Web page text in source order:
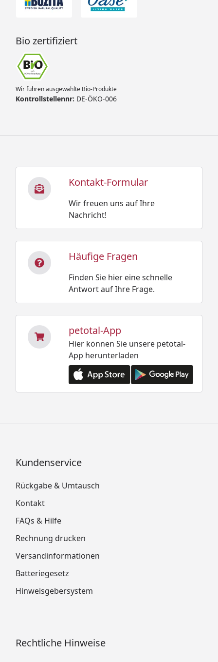
Bio zertifiziert
Wir führen ausgewählte Bio-Produkte
Kontrollstellennr: DE-ÖKO-006
Kontakt-Formular
Wir freuen uns auf Ihre
Nachricht!
Häufige Fragen
Finden Sie hier eine schnelle
Antwort auf Ihre Frage.
petotal-App
Hier können Sie unsere petotal-
App herunterladen
Kundenservice
Rückgabe & Umtausch
Kontakt
FAQs & Hilfe
Rechnung drucken
Versandinformationen
Batteriegesetz
Hinweisgebersystem
Rechtliche Hinweise